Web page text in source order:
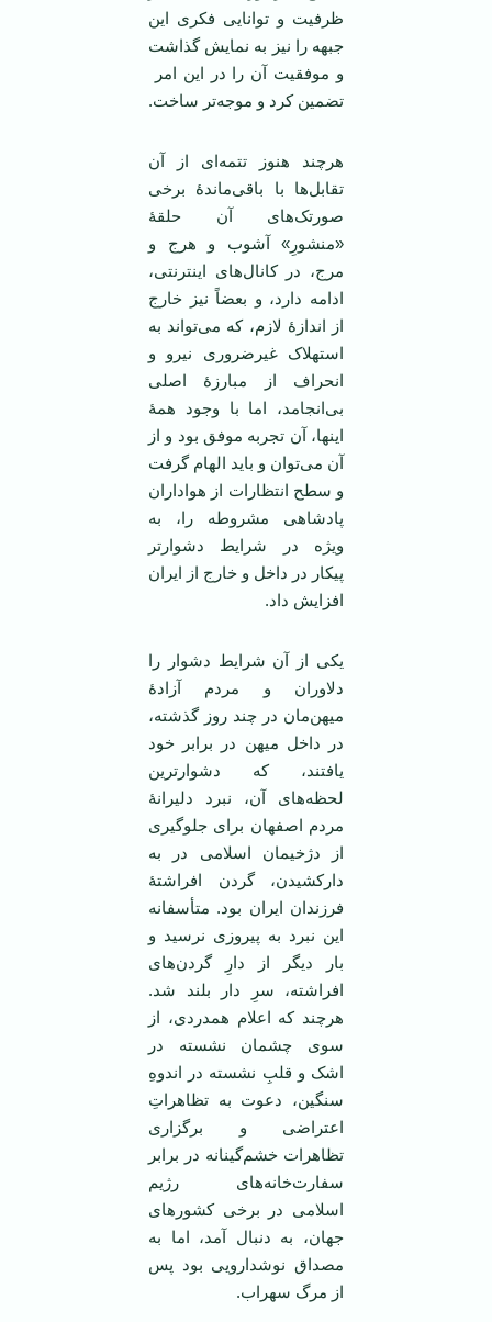
ظرفیت و توانایی فکری این
جبهه را نیز به نمایش گذاشت
و موفقیت آن را در این امر
تضمین کرد و موجه‌تر ساخت.
هرچند هنوز تتمه‌‌ای از آن
تقابل‌ها با باقی‌ماندۀ برخی
صورتک‌های آن حلقۀ
«منشورِ» آشوب و هرج و
مرج، در کانال‌های اینترنتی،
ادامه دارد، و بعضاً نیز خارج
از اندازۀ لازم، که می‌تواند به
استهلاک غیرضروری نیرو و
انحراف از مبارزۀ اصلی‌
بی‌انجامد، اما با وجود همۀ
اینها، آن تجربه موفق بود و از
آن می‌توان و باید الهام گرفت
و سطح انتظارات از هواداران
پادشاهی مشروطه را، به
ویژه در شرایط دشوارتر
پیکار در داخل و خارج از ایران
افزایش داد.
یکی از آن شرایط دشوار را
دلاوران و مردم آزادۀ
میهن‌مان در چند روز گذشته،
در داخل میهن در برابر خود
یافتند، که دشوارترین
لحظه‌های آن، نبرد دلیرانۀ
مردم اصفهان برای جلوگیری
از دژخیمان اسلامی در به
دارکشیدن، گردن افراشتۀ
فرزندان ایران بود. متأسفانه
این نبرد به پیروزی نرسید و
بار دیگر از دارِ گردن‌های
افراشته، سرِ دار بلند شد.
هرچند که اعلام همدردی، از
سوی چشمان نشسته در
اشک و قلبِ نشسته در اندوهِ
سنگین، دعوت به تظاهراتِ
اعتراضی و برگزاری
تظاهرات خشم‌گینانه در برابر
سفارت‌خانه‌های رژیم
اسلامی در برخی کشورهای
جهان، به دنبال آمد، اما به
مصداق نوشدارویی بود پس
از مرگ سهراب.